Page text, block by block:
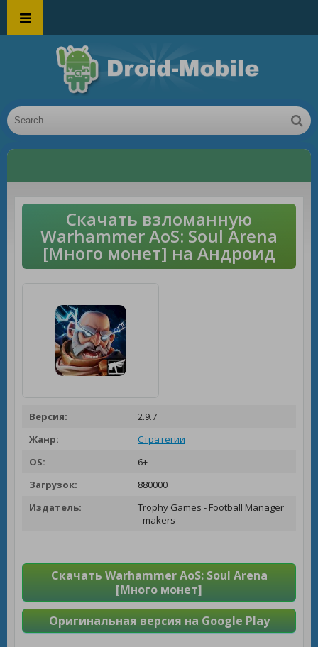
Скачать взломанную
Warhammer AoS: Soul Arena
[Много монет] на Андроид
Версия:
2.9.7
Жанр:
Стратегии
OS:
6+
Загрузок:
880000
Издатель:
Trophy Games - Football Manager
makers
Скачать Warhammer AoS: Soul Arena
[Много монет]
Оригинальная версия на Google Play